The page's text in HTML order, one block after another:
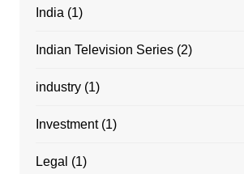
India (1)
Indian Television Series(2)
industry(1)
Investment(1)
Legal (1)